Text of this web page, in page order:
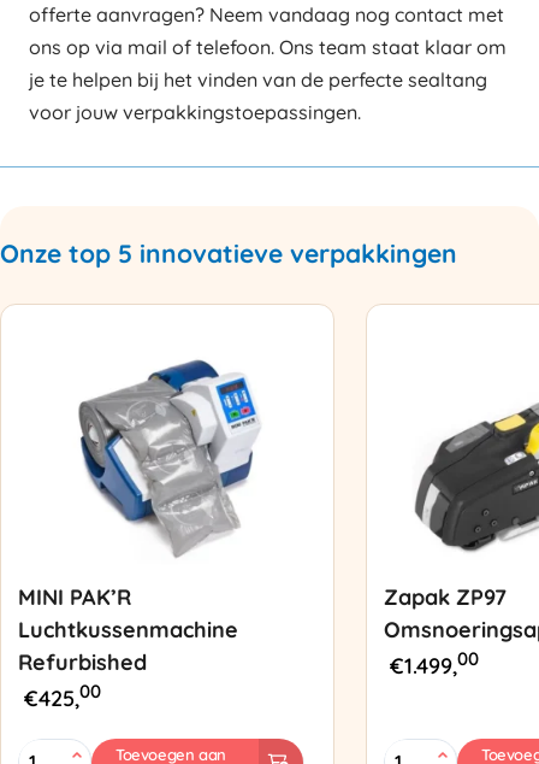
offerte aanvragen? Neem vandaag nog contact met
ons op via mail of telefoon. Ons team staat klaar om
je te helpen bij het vinden van de perfecte sealtang
voor jouw verpakkingstoepassingen.
Onze top 5 innovatieve verpakkingen
MINI PAK’R
Luchtkussenmachine
Refurbished
€425,00
MINI
Toevoegen aan
Zapak ZP97
€1.499,00
Zapak